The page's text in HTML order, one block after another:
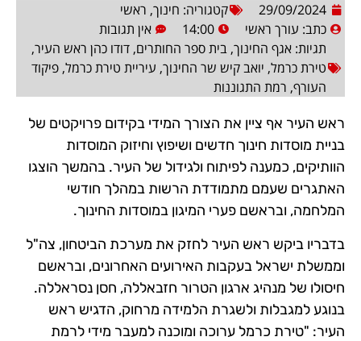
29/09/2024 קטגוריה: חינוך, ראשי
כתב: עורך ראשי 14:00
אין תגובות
תגיות: אגף החינוך, בית ספר החותרים, דודו כהן ראש העיר,
טירת כרמל, יואב קיש שר החינוך, עיריית טירת כרמל, פיקוד
העורף, רמת התגוננות
ראש העיר אף ציין את הצורך המידי בקידום פרויקטים של
בניית מוסדות חינוך חדשים ושיפוץ וחיזוק המוסדות
הוותיקים, כמענה לפיתוח ולגידול של העיר. בהמשך הוצגו
האתגרים שעמם מתמודדת הרשות במהלך חודשי
המלחמה, ובראשם פערי המיגון במוסדות החינוך.
בדבריו ביקש ראש העיר לחזק את מערכת הביטחון, צה"ל
וממשלת ישראל בעקבות האירועים האחרונים, ובראשם
חיסולו של מנהיג ארגון הטרור חזבאללה, חסן נסראללה.
בנוגע למגבלות ולשגרת הלמידה מרחוק, הדגיש ראש
העיר: "טירת כרמל ערוכה ומוכנה למעבר מידי לרמת